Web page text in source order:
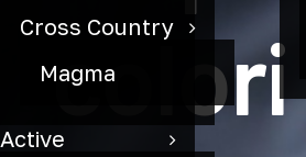
Cross Country
Magma
Active
colori